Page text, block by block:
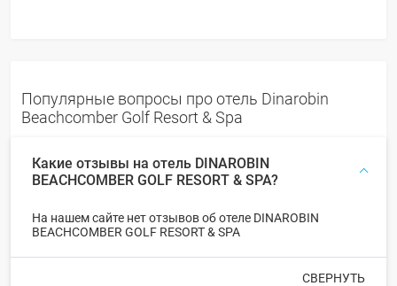
Популярные вопросы про отель Dinarobin
Beachcomber Golf Resort & Spa
Какие отзывы на отель DINAROBIN
BEACHCOMBER GOLF RESORT & SPA?
На нашем сайте нет отзывов об отеле DINAROBIN
BEACHCOMBER GOLF RESORT & SPA
СВЕРНУТЬ